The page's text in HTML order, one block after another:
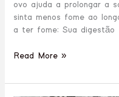
ovo ajuda a prolongar a
sinta menos fome ao
a ter fome: Sua digestão
Read More »